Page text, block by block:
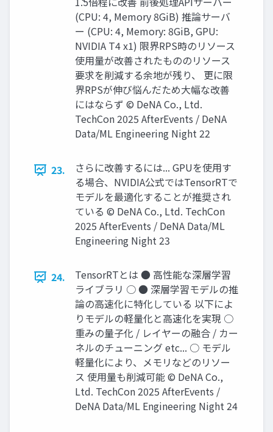
(CPU: 4, Memory 8GiB) 推論サーバ
ー (CPU: 4, Memory: 8GiB, GPU:
NVIDIA T4 x1) 限界RPS時のリソース
使用量が改善されたもののリソース
要求を削減する余地が残り、 更に限
界RPSが伸び悩んだため大幅な改善
にはならず © DeNA Co., Ltd.
TechCon 2025 AfterEvents / DeNA
Data/ML Engineering Night 22
23.
さらに改善するには... GPUを使用す
る場合、NVIDIA公式ではTensorRTで
モデルを最適化することが推奨され
ている © DeNA Co., Ltd. TechCon
2025 AfterEvents / DeNA Data/ML
Engineering Night 23
24.
TensorRTとは ● 高性能な深層学習
ライブラリ ○ ● 深層学習モデルの推
論の高速化に特化している 以下によ
りモデルの軽量化と高速化を実現 ○
重みの量子化 / レイヤーの融合 / カー
ネルのチューニング etc... ○ モデル
軽量化により、メモリなどのリソー
ス 使用量も削減可能 © DeNA Co.,
Ltd. TechCon 2025 AfterEvents /
DeNA Data/ML Engineering Night 24